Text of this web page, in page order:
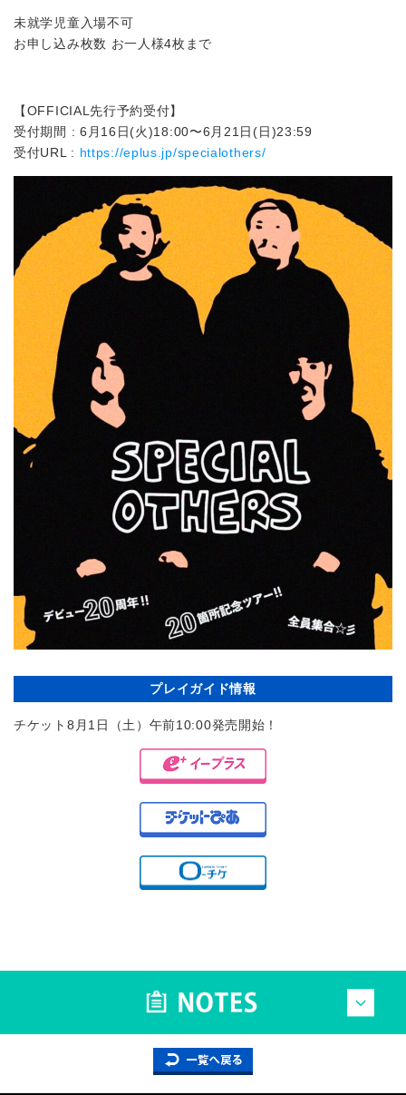
未就学児童入場不可
お申し込み枚数 お一人様4枚まで
【OFFICIAL先行予約受付】
受付期間 : 6月16日(火)18:00〜6月21日(日)23:59
受付URL : https://eplus.jp/specialothers/
プレイガイド情報
チケット8月1日（土）午前10:00発売開始！